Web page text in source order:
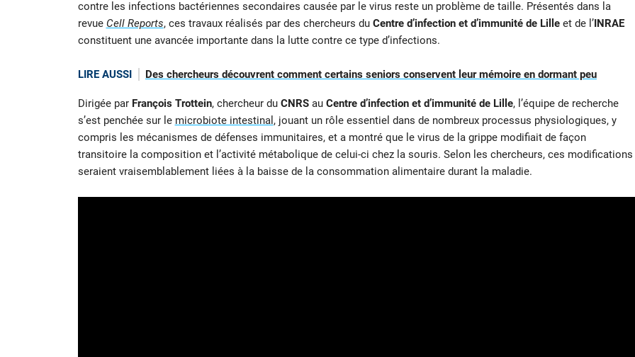
contre les infections bactériennes secondaires causée par le virus reste un problème de taille. Présentés dans la
revue Cell Reports, ces travaux réalisés par des chercheurs du Centre d’infection et d’immunité de Lilleet de l’INRAE
constituent une avancée importante dans la lutte contre ce type d’infections.
LIRE AUSSI Des chercheurs découvrent comment certains seniors conservent leur mémoire en dormant peu
Dirigée par François Trottein, chercheur du CNRSau Centre d’infection et d’immunité de Lille, l’équipe de recherche
s’est penchée sur le microbiote intestinal , jouant un rôle essentiel dans de nombreux processus physiologiques, y
compris les mécanismes de défenses immunitaires, et a montré que le virus de la grippe modifiait de façon
transitoire la composition et l’activité métabolique de celui-ci chez la souris. Selon les chercheurs, ces modifications
seraient vraisemblablement liées à la baisse de la consommation alimentaire durant la maladie.